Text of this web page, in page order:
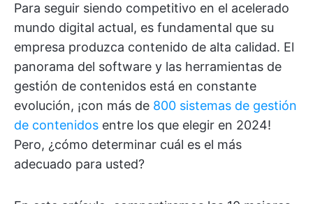
Para seguir siendo competitivo en el acelerado
mundo digital actual, es fundamental que su
empresa produzca contenido de alta calidad. El
panorama del software y las herramientas de
gestión de contenidos está en constante
evolución, ¡con más de 800 sistemas de gestión
de contenidos entre los que elegir en 2024!
Pero, ¿cómo determinar cuál es el más
adecuado para usted?